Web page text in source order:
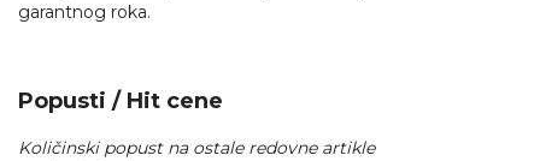
garantnog roka.
Popusti / Hit cene
Količinski popust na ostale redovne artikle